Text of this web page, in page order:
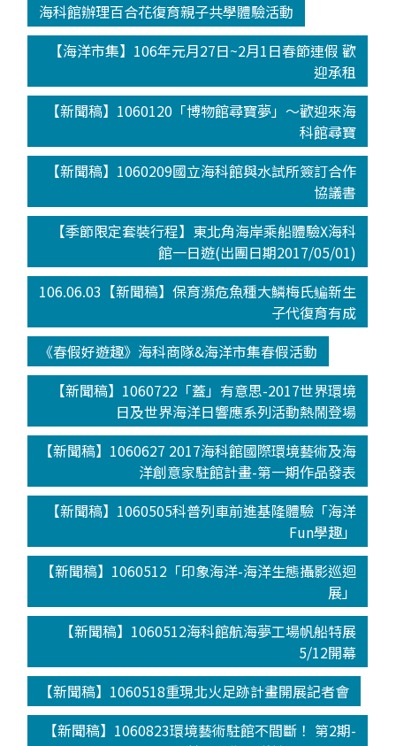
海科館辦理百合花復育親子共學體驗活動
【海洋市集】106年元月27日~2月1日春節連假 歡
迎承租
【新聞稿】1060120「博物館尋寶夢」～歡迎來海
科館尋寶
【新聞稿】1060209國立海科館與水試所簽訂合作
協議書
【季節限定套裝行程】東北角海岸乘船體驗X海科
館一日遊(出團日期2017/05/01)
106.06.03【新聞稿】保育瀕危魚種大鱗梅氏鳊新生
子代復育有成
《春假好遊趣》海科商隊&海洋市集春假活動
【新聞稿】1060722「蓋」有意思-2017世界環境
日及世界海洋日響應系列活動熱鬧登場
【新聞稿】1060627 2017海科館國際環境藝術及海
洋創意家駐館計畫-第一期作品發表
【新聞稿】1060505科普列車前進基隆體驗「海洋
Fun學趣」
【新聞稿】1060512「印象海洋-海洋生態攝影巡迴
展」
【新聞稿】1060512海科館航海夢工場帆船特展
5/12開幕
【新聞稿】1060518重現北火足跡計畫開展記者會
【新聞稿】1060823環境藝術駐館不間斷！ 第2期-